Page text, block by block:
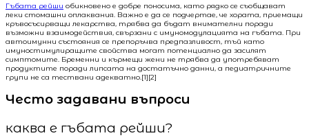
Гъбата рейши обикновено е добре поносима, като рядко се съобщават
леки стомашни оплаквания. Важно е да се подчертае, че хората, приемащи
кръвосъсирващи лекарства, трябва да бъдат внимателни поради
възможни взаимодействия, свързани с имуномодулацията на гъбата. При
автоимунни състояния се препоръчва предпазливост, тъй като
имуностимулиращите свойства могат потенциално да засилят
симптомите. Бременни и кърмещи жени не трябва да употребяват
продуктите поради липсата на достатъчно данни, а педиатричните
групи не са тествани адекватно.[1][2]
Често задавани въпроси
каква е гъбата рейши?